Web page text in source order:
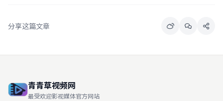
分享这篇文章
青青草视频网
最受欢迎影视媒体官方网站